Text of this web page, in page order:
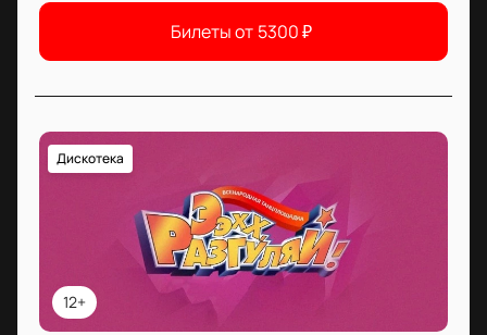
Билеты от 5300₽
12+
Дискотека